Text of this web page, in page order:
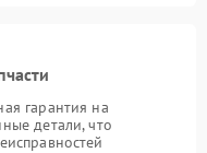
гарантия на
детали, что